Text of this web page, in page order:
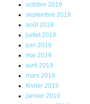
octobre 2019
septembre 2019
août 2019
juillet 2019
juin 2019
mai 2019
avril 2019
mars 2019
février 2019
janvier 2019